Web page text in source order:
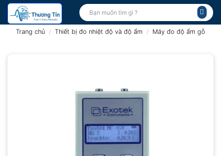
Bỏ
qua
Tìm
kiếm:
Trang chủ / Thiết bị đo nhiệt độ và độ ẩm / Máy đo độ ẩm gỗ